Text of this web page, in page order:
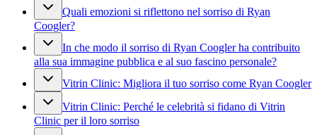
Quali emozioni si riflettono nel sorriso di Ryan
Coogler?
In che modo il sorriso di Ryan Coogler ha contribuito
alla sua immagine pubblica e al suo fascino personale?
Vitrin Clinic: Migliora il tuo sorriso come Ryan Coogler
Vitrin Clinic: Perché le celebrità si fidano di Vitrin
Clinic per il loro sorriso